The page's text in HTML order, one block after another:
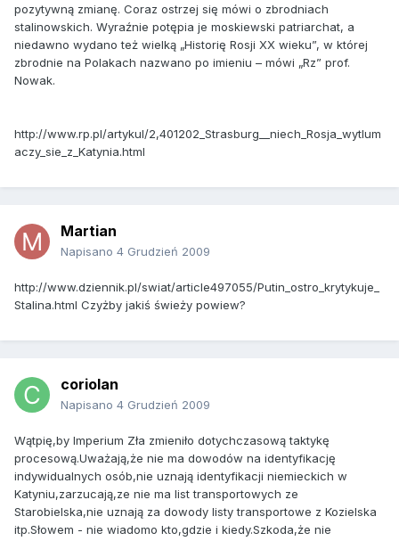
pozytywną zmianę. Coraz ostrzej się mówi o zbrodniach
stalinowskich. Wyraźnie potępia je moskiewski patriarchat, a
niedawno wydano też wielką „Historię Rosji XX wieku”, w której
zbrodnie na Polakach nazwano po imieniu – mówi „Rz” prof.
Nowak.
http://www.rp.pl/artykul/2,401202_Strasburg__niech_Rosja_wytlum
aczy_sie_z_Katynia.html
Martian
Napisano 4 Grudzień 2009
http://www.dziennik.pl/swiat/article497055/Putin_ostro_krytykuje_
Stalina.html Czyżby jakiś świeży powiew?
coriolan
Napisano 4 Grudzień 2009
Wątpię,by Imperium Zła zmieniło dotychczasową taktykę
procesową.Uważają,że nie ma dowodów na identyfikację
indywidualnych osób,nie uznają identyfikacji niemieckich w
Katyniu,zarzucają,ze nie ma list transportowych ze
Starobielska,nie uznają za dowody listy transportowe z Kozielska
itp.Słowem - nie wiadomo kto,gdzie i kiedy.Szkoda,że nie